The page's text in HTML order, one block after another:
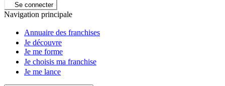
Se connecter
Navigation principale
Annuaire des franchises
Je découvre
Je me forme
Je choisis ma franchise
Je me lance